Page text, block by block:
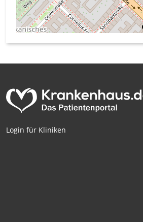
Login für Kliniken
IAB-Besonderheiten:
Verwendung genauer
Geräte anhand von aktiv
Nicht-IAB-Verarbeitungszwecke:
Performance